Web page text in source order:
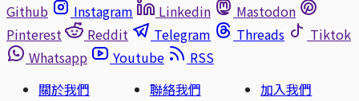
Github
Instagram Linkedin
Mastodon
Pinterest
Reddit Telegram Threads
Tiktok
Whatsapp
Youtube
RSS
關於我們
聯絡我們
加入我們